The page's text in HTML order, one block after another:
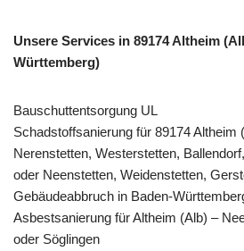
Unsere Services in 89174 Altheim
Württemberg)
Bauschuttentsorgung UL
Schadstoffsanierung für 89174 Altheim
Nerenstetten, Westerstetten,
oder Neenstetten, Weidenstetten,
Gebäudeabbruch in Baden-
Asbestsanierung für Altheim (Alb) –
oder Söglingen